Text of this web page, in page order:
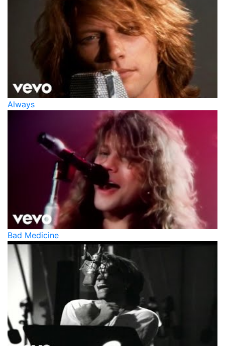
Always
Bad Medicine